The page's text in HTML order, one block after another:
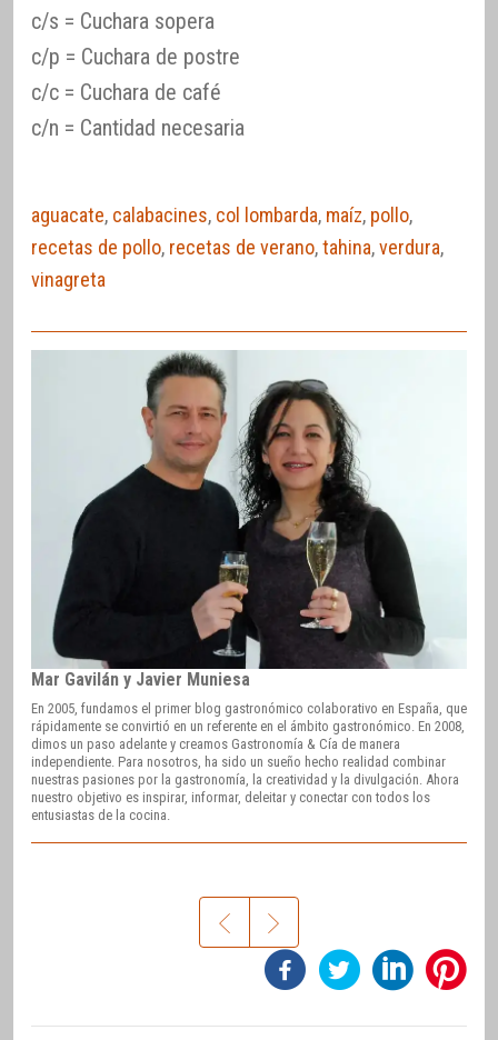
c/s = Cuchara sopera
c/p = Cuchara de postre
c/c = Cuchara de café
c/n = Cantidad necesaria
aguacate, calabacines, col lombarda, maíz, pollo,
recetas de pollo, recetas de verano,tahina,verdura,
vinagreta
Mar Gavilán y Javier Muniesa
En 2005, fundamos el primer blog gastronómico colaborativo en España, que
rápidamente se convirtió en un referente en el ámbito gastronómico. En 2008,
dimos un paso adelante y creamos Gastronomía & Cía de manera
independiente. Para nosotros, ha sido un sueño hecho realidad combinar
nuestras pasiones por la gastronomía, la creatividad y la divulgación. Ahora
nuestro objetivo es inspirar, informar, deleitar y conectar con todos los
entusiastas de la cocina.